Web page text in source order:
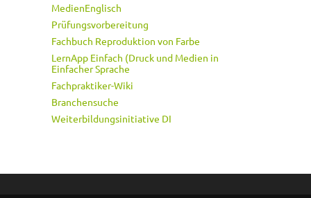
MedienEnglisch
Prüfungsvorbereitung
Fachbuch Reproduktion von Farbe
LernApp Einfach (Druck und Medien in
Einfacher Sprache
Fachpraktiker-Wiki
Branchensuche
Weiterbildungsinitiative DI